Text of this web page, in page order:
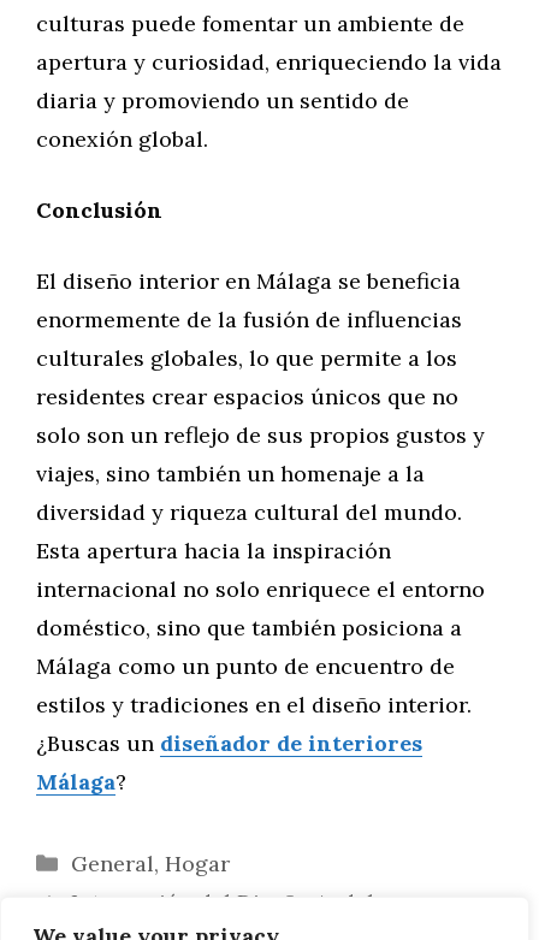
culturas puede fomentar un ambiente de
apertura y curiosidad, enriqueciendo la vida
diaria y promoviendo un sentido de
conexión global.
Conclusión
El diseño interior en Málaga se beneficia
enormemente de la fusión de influencias
culturales globales, lo que permite a los
residentes crear espacios únicos que no
solo son un reflejo de sus propios gustos y
viajes, sino también un homenaje a la
diversidad y riqueza cultural del mundo.
Esta apertura hacia la inspiración
internacional no solo enriquece el entorno
doméstico, sino que también posiciona a
Málaga como un punto de encuentro de
estilos y tradiciones en el diseño interior.
¿Buscas un diseñador de interiores
Málaga?
Categorías
General, Hogar
Integración del Diseño Andaluz en